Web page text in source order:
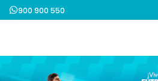
900 900 550